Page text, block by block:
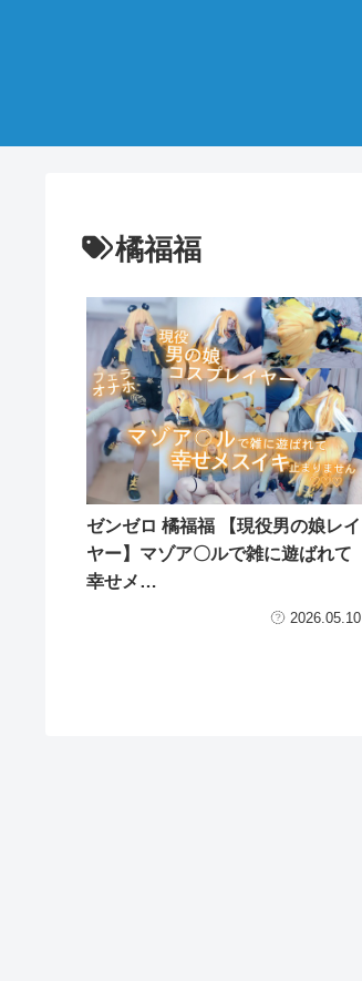
橘福福
ゼンゼロ 橘福福 【現役男の娘レイ
ヤー】マゾア〇ルで雑に遊ばれて
幸せメ…
2026.05.10